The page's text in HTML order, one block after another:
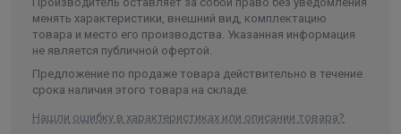
менять характеристики, внешний вид, комплектацию
товара и место его производства. Указанная информация
не является публичной офертой.
Предложение по продаже товара действительно в течение
срока наличия этого товара на складе.
Нашли ошибку в характеристиках или описании товара?